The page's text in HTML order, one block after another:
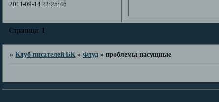
2011-09-14 22:25:46
Страница: 1
»Клуб писателей БК »Флуд »проблемы насущные